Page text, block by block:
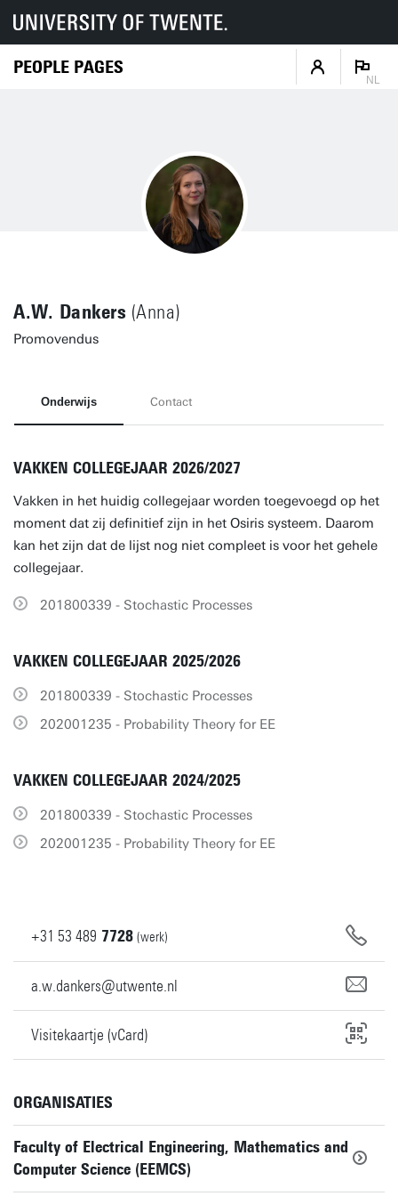
PEOPLE PAGES
NL
A.W. Dankers (Anna)
Promovendus
Onderwijs Contact
VAKKEN COLLEGEJAAR 2026/2027
Vakken in het huidig collegejaar worden toegevoegd op het
moment dat zij definitief zijn in het Osiris systeem. Daarom
kan het zijn dat de lijst nog niet compleet is voor het gehele
collegejaar.
201800339 - Stochastic Processes
VAKKEN COLLEGEJAAR 2025/2026
201800339 - Stochastic Processes
202001235 - Probability Theory for EE
VAKKEN COLLEGEJAAR 2024/2025
201800339 - Stochastic Processes
202001235 - Probability Theory for EE
+31 53 489 7728 (werk)
a.w.dankers@utwente.nl
Visitekaartje (vCard)
ORGANISATIES
Faculty of Electrical Engineering, Mathematics and
Computer Science (EEMCS)